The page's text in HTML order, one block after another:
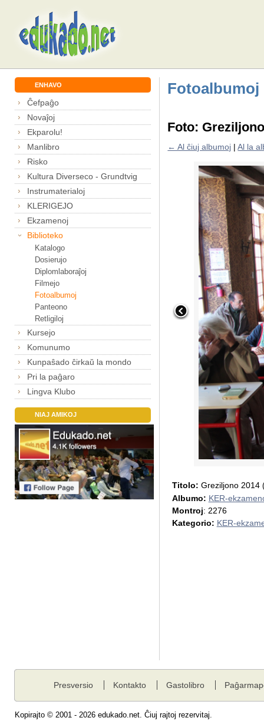
ENHAVO
Ĉefpaĝo
Novaĵoj
Ekparolu!
Manlibro
Risko
Kultura Diverseco - Grundtvig
Instrumaterialoj
KLERIGEJO
Ekzamenoj
Biblioteko
Katalogo
Dosierujo
Diplomlaboraĵoj
Filmejo
Fotoalbumoj
Panteono
Retligiloj
Kursejo
Komunumo
Kunpaŝado ĉirkaŭ la mondo
Pri la paĝaro
Lingva Klubo
NIAJ AMIKOJ
Fotoalbumoj
Foto:
← Al ĉiuj albumoj |Al la
Titolo: Greziljono 2014
Albumo: KER-
Montroj: 2276
Kategorio: KER-
Presversio Kontakto Gastolibro
Kopirajto © 2001 - 2026 edukado.net. Ĉiuj rajtoj rezervitaj.